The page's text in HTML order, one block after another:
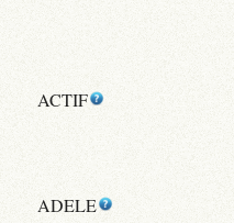
ACTIF
ADELE